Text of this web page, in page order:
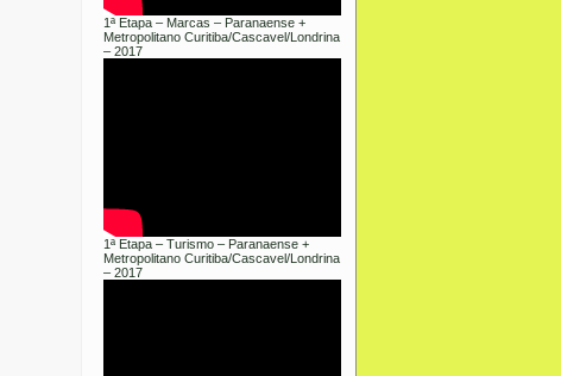
1ª Etapa – Marcas – Paranaense +
Metropolitano Curitiba/Cascavel/Londrina
– 2017
1ª Etapa – Turismo – Paranaense +
Metropolitano Curitiba/Cascavel/Londrina
– 2017